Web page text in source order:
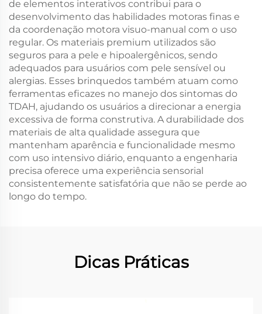
de elementos interativos contribui para o
desenvolvimento das habilidades motoras finas e
da coordenação motora visuo-manual com o uso
regular. Os materiais premium utilizados são
seguros para a pele e hipoalergênicos, sendo
adequados para usuários com pele sensível ou
alergias. Esses brinquedos também atuam como
ferramentas eficazes no manejo dos sintomas do
TDAH, ajudando os usuários a direcionar a energia
excessiva de forma construtiva. A durabilidade dos
materiais de alta qualidade assegura que
mantenham aparência e funcionalidade mesmo
com uso intensivo diário, enquanto a engenharia
precisa oferece uma experiência sensorial
consistentemente satisfatória que não se perde ao
longo do tempo.
Dicas Práticas